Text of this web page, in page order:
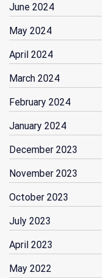
June 2024
May 2024
April 2024
March 2024
February 2024
January 2024
December 2023
November 2023
October 2023
July 2023
April 2023
May 2022